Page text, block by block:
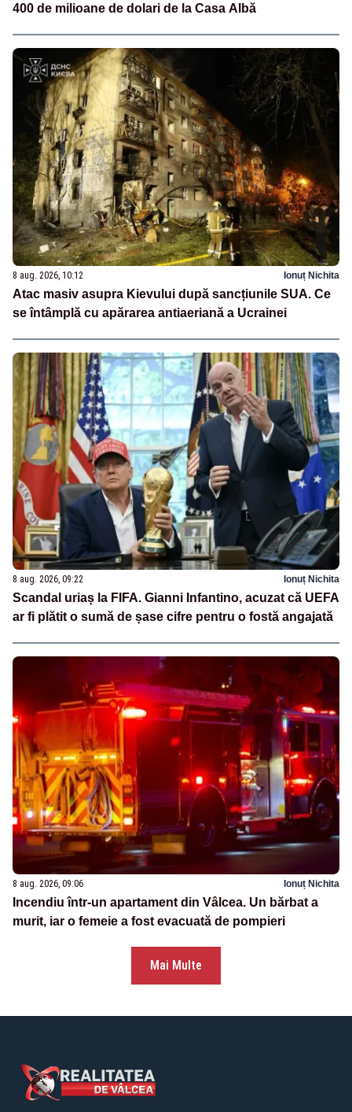
400 de milioane de dolari de la Casa Albă
8 aug. 2026, 10:12 Ionuț Nichita
Atac masiv asupra Kievului după sancțiunile SUA. Ce
se întâmplă cu apărarea antiaeriană a Ucrainei
8 aug. 2026, 09:22 Ionuț Nichita
Scandal uriaș la FIFA. Gianni Infantino, acuzat că UEFA
ar fi plătit o sumă de șase cifre pentru o fostă angajată
8 aug. 2026, 09:06 Ionuț Nichita
Incendiu într-un apartament din Vâlcea. Un bărbat a
murit, iar o femeie a fost evacuată de pompieri
Mai Multe